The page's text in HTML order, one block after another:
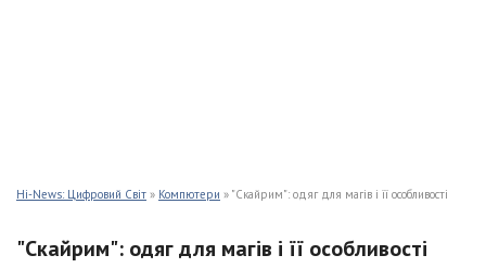
Hi-News: Цифровий Світ » Компютери » "Скайрим": одяг для магів і її особливості
"Скайрим": одяг для магів і її особливості